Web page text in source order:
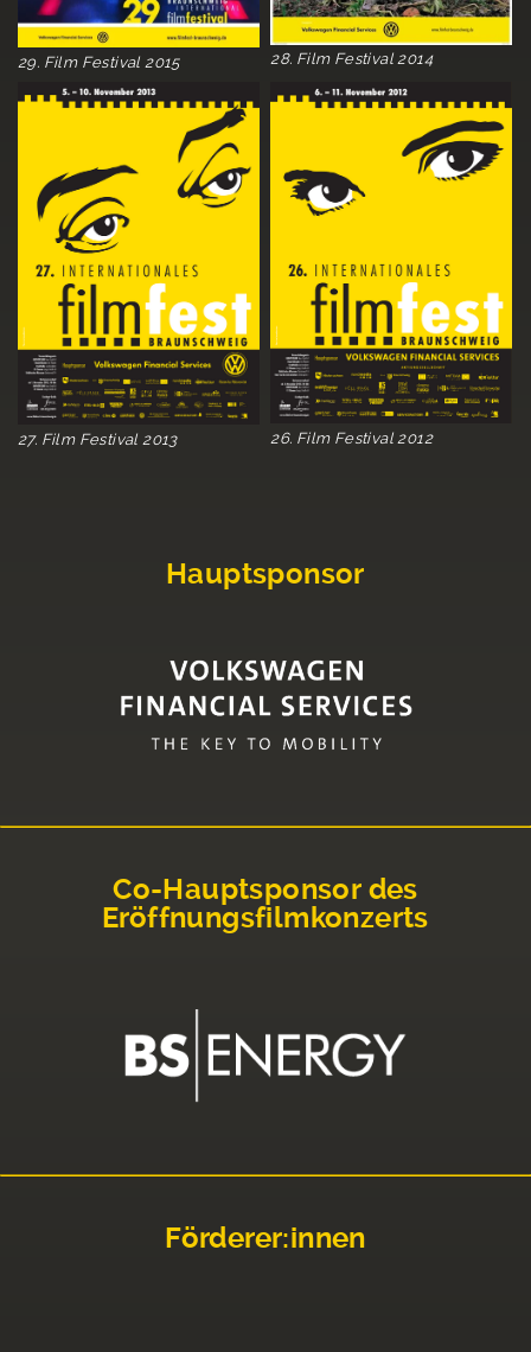
29. Film Festival 2015 28. Film Festival 2014
27. Film Festival 2013 26. Film Festival 2012
Hauptsponsor
Co-Hauptsponsor des
Eröffnungsfilmkonzerts
Förderer:innen